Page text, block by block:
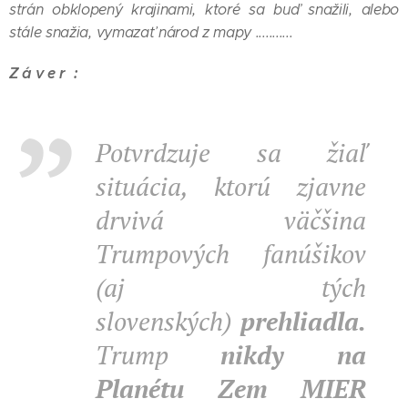
strán obklopený krajinami, ktoré sa buď snažili, alebo
stále snažia, vymazať národ z mapy ...........
Z á v e r :
Potvrdzuje sa žiaľ
situácia, ktorú zjavne
drvivá väčšina
Trumpových fanúšikov
(aj tých
slovenských) prehliadla.
Trump nikdy na
Planétu Zem MIER